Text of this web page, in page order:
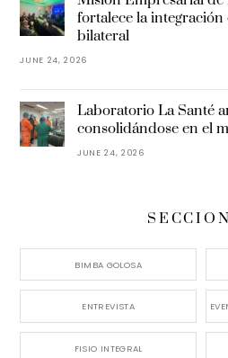
fortalece la
bilateral
JUNE 24, 2026
Laboratorio La Santé
consolidándose en el
JUNE 24, 2026
BIMBA GOLOSA
ENTREVISTA
FISIO INTEGRAL